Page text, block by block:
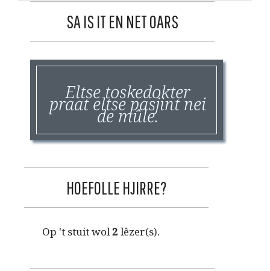
SA IS IT EN NET OARS
Eltse toskedokter
praat eltse pasjint nei
de mûle.
HOEFOLLE HJIRRE?
Op 't stuit wol2 lêzer(s).